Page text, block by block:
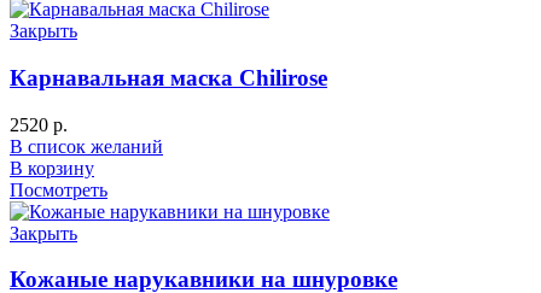
Закрыть
Карнавальная маска Chilirose
2520 р.
В список желаний
В корзину
Посмотреть
Закрыть
Кожаные нарукавники на шнуровке